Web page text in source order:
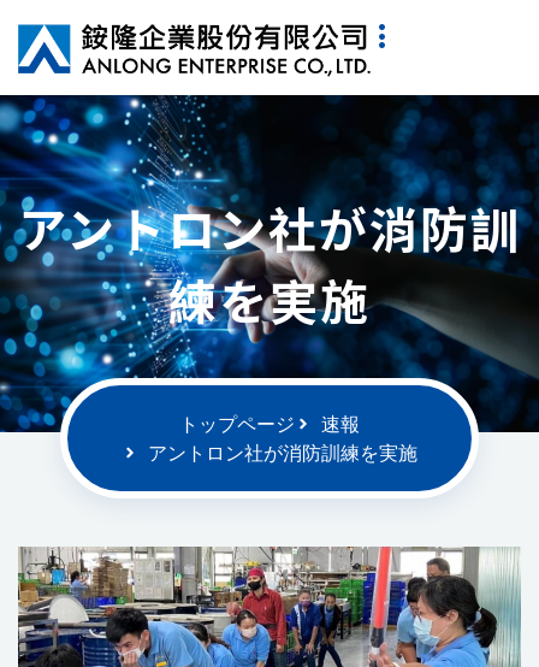
アントロン社が消防訓
練を実施
トップページ
速報
アントロン社が消防訓練を実施